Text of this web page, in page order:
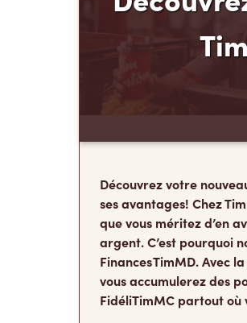
Découvrez votre
ses avantages! Chez
que vous méritez d’en
argent. C’est pourquoi
Finances TimMD. Avec
vous accumulerez des